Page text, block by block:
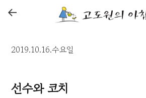
←
2019.10.16.수요일
선수와 코치